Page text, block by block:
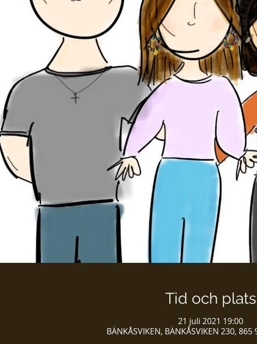
Tid och plats
21 juli 2021 19:00
BÄNKÅSVIKEN, BÄNKÅSVIKEN 230,